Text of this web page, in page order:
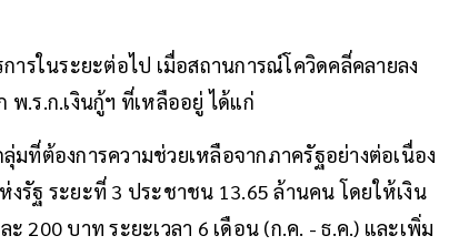
ารในระยะต่อไป เมื่อสถานการณ์โควิดคลี่คลายลง
พ.ร.ก.เงินกู้ฯ ที่เหลืออยู่ ได้แก่
ที่ต้องการความช่วยเหลือจากภาครัฐอย่างต่อเนื่อง
รัฐ ระยะที่ 3 ประชาชน 13.65 ล้านคน โดยให้เงิน
200 บาท ระยะเวลา 6 เดือน (ก.ค. - ธ.ค.) และเพิ่ม